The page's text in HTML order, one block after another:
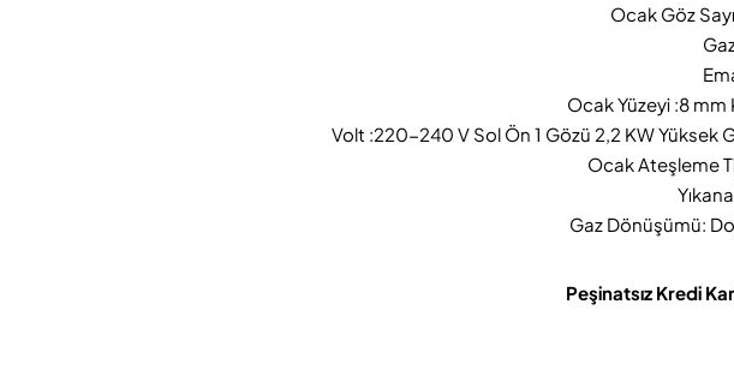
Ocak Göz
Ocak Yüzeyi :8 mm
Volt :220-240 V Sol Ön 1 Gözü 2,2 KW Yüksek
Ocak Ateşleme
Gaz Dönüşümü:
Peşinatsız Kredi